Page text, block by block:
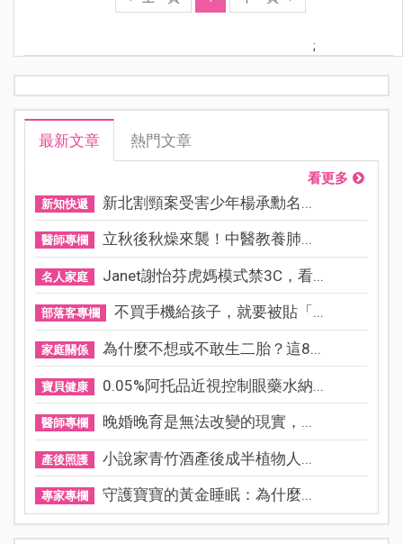
;
最新文章 熱門文章
看更多
新知快遞 新北割頸案受害少年楊承勳名...
醫師專欄 立秋後秋燥來襲！中醫教養肺...
名人家庭 Janet謝怡芬虎媽模式禁3C，看...
部落客專欄 不買手機給孩子，就要被貼「...
家庭關係 為什麼不想或不敢生二胎？這8...
寶貝健康 0.05%阿托品近視控制眼藥水納...
醫師專欄 晚婚晚育是無法改變的現實，...
產後照護 小說家青竹酒產後成半植物人...
專家專欄 守護寶寶的黃金睡眠：為什麼...